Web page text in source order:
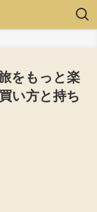
をもっと楽
い方と持ち